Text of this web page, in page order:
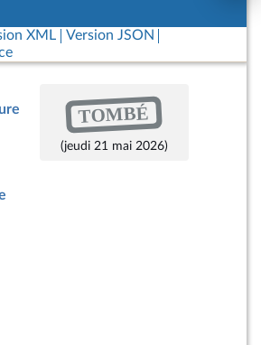
XML
Version JSON
TOMBÉ
(jeudi 21 mai 2026)